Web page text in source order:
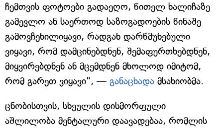
ჩემთვის ფოტოები გადაეღო, წითელ ხალიჩაზე
გამევლო ან საერთოდ საზოგადოების წინაშე
გამოვჩენილიყავი, რადგან დარწმუნებული
ვიყავი, რომ დამცინებდნენ, შემაფურთხებდნენ,
მიყვირებდნენ ან მცემდნენ მხოლოდ იმიტომ,
რომ გარეთ ვიყავი", — განაცხადა მსახიობმა.
ცნობისთვის, სხეულის დისმორფული
აშლილობა მენტალური დაავადებაა, რომლის